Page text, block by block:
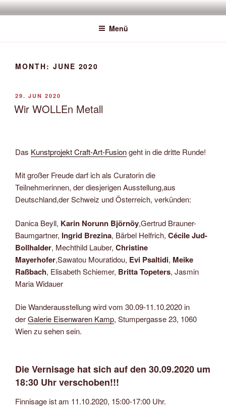
Zum
InhaltSAWATOU
Fiber Artist
Menü
MONTH: JUNE 2020
VERÖFFENTLICHT
AM
29. JUN 2020
Wir WOLLEn Metall
Das Kunstprojekt Craft-Art-Fusiongeht in die dritte Runde!
Mit großer Freude darf ich als Curatorin die
Teilnehmerinnen, der diesjerigen Ausstellung,aus
Deutschland,der Schweiz und Österreich, verkünden:
Danica Beyll, Karin Norunn Björnöy,Gertrud Brauner-
Baumgartner, Ingrid Brezina, Bärbel Helfrich, Cécile Jud-
Bollhalder, Mechthild Lauber, Christine
Mayerhofer,Sawatou Mouratidou, Evi Psaltidi, Meike
Raßbach, Elisabeth Schiemer, Britta Topeters, Jasmin
Maria Widauer
Die Wanderausstellung wird vom 30.09-11.10.2020 in
derGalerie Eisenwaren Kamp, Stumpergasse 23, 1060
Wien zu sehen sein.
Die Vernisage hat sich auf den 30.09.2020 um
18:30 Uhr verschoben!!!
Finnisage ist am 11.10.2020, 15:00-17:00 Uhr.